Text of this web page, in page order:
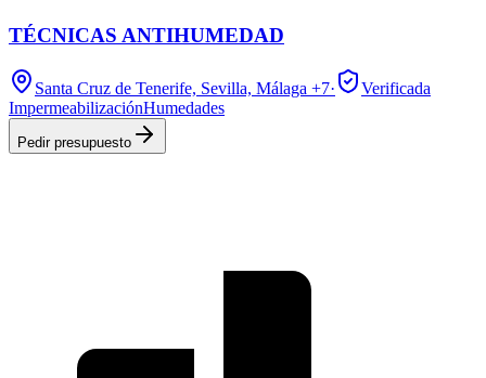
TÉCNICAS ANTIHUMEDAD
Santa Cruz de Tenerife, Sevilla, Málaga +7·
Verificada
ImpermeabilizaciónHumedades
Pedir presupuesto